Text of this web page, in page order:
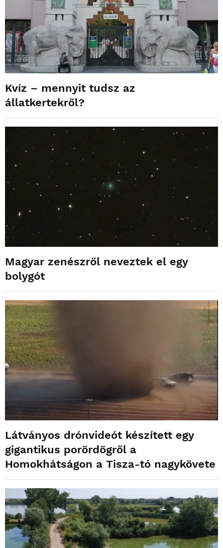
Kvíz – mennyit tudsz az
állatkertekről?
Magyar zenészről neveztek el egy
bolygót
Látványos drónvideót készített egy
gigantikus porördögről a
Homokhátságon a Tisza-tó nagykövete